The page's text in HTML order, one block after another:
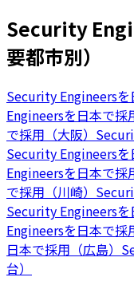
Security
要都市別）
Security Engineersを
Engineersを日本で採
で採用（大阪）
Security Engineersを
Engineersを日本で採
で採用（川崎）
Security Engineersを
Engineersを日本で採
日本で採用（広島）
台）